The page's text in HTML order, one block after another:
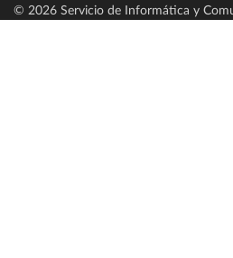
© 2026 Servicio de Informática y